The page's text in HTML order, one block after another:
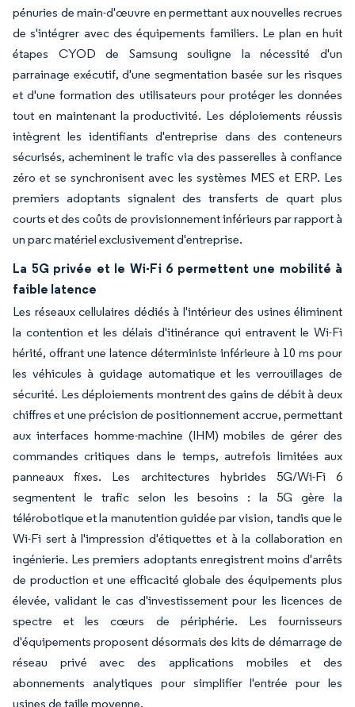
pénuries de main-d'œuvre en permettant aux nouvelles recrues
de s'intégrer avec des équipements familiers. Le plan en huit
étapes CYOD de Samsung souligne la nécessité d'un
parrainage exécutif, d'une segmentation basée sur les risques
et d'une formation des utilisateurs pour protéger les données
tout en maintenant la productivité. Les déploiements réussis
intègrent les identifiants d'entreprise dans des conteneurs
sécurisés, acheminent le trafic via des passerelles à confiance
zéro et se synchronisent avec les systèmes MES et ERP. Les
premiers adoptants signalent des transferts de quart plus
courts et des coûts de provisionnement inférieurs par rapport à
un parc matériel exclusivement d'entreprise.
La 5G privée et le Wi-Fi 6 permettent une mobilité à
faible latence
Les réseaux cellulaires dédiés à l'intérieur des usines éliminent
la contention et les délais d'itinérance qui entravent le Wi-Fi
hérité, offrant une latence déterministe inférieure à 10 ms pour
les véhicules à guidage automatique et les verrouillages de
sécurité. Les déploiements montrent des gains de débit à deux
chiffres et une précision de positionnement accrue, permettant
aux interfaces homme-machine (IHM) mobiles de gérer des
commandes critiques dans le temps, autrefois limitées aux
panneaux fixes. Les architectures hybrides 5G/Wi-Fi 6
segmentent le trafic selon les besoins : la 5G gère la
télérobotique et la manutention guidée par vision, tandis que le
Wi-Fi sert à l'impression d'étiquettes et à la collaboration en
ingénierie. Les premiers adoptants enregistrent moins d'arrêts
de production et une efficacité globale des équipements plus
élevée, validant le cas d'investissement pour les licences de
spectre et les cœurs de périphérie. Les fournisseurs
d'équipements proposent désormais des kits de démarrage de
réseau privé avec des applications mobiles et des
abonnements analytiques pour simplifier l'entrée pour les
usines de taille moyenne.